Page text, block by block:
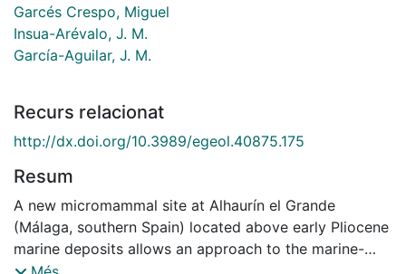
Garcés Crespo, Miguel
Insua-Arévalo, J. M.
García-Aguilar, J. M.
Recurs relacionat
http://dx.doi.org/10.3989/egeol.40875.175
Resum
A new micromammal site at Alhaurín el Grande
(Málaga, southern Spain) located above early Pliocene
marine deposits allows an approach to the marine-
continental correlation for this age. The early Pliocene